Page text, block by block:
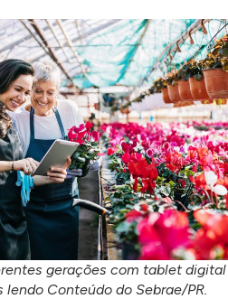
gerações com tablet digital
lendo Conteúdo do Sebrae/PR.